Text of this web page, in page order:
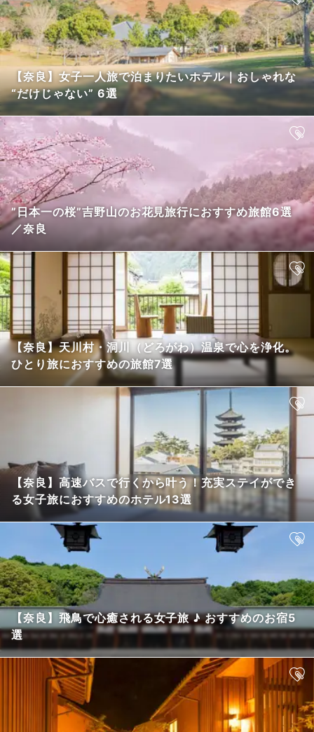
【奈良】女子一人旅で泊まりたいホテル｜おしゃれな
“だけじゃない” 6選
”日本一の桜”吉野山のお花見旅行におすすめ旅館6選
／奈良
【奈良】天川村・洞川（どろがわ）温泉で心を浄化。
ひとり旅におすすめの旅館7選
【奈良】高速バスで行くから叶う！充実ステイができ
る女子旅におすすめのホテル13選
【奈良】飛鳥で心癒される女子旅 ♪ おすすめのお宿5
選